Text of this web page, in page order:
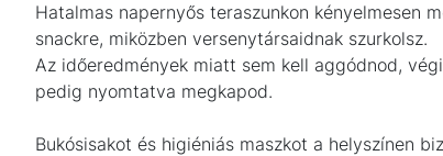
Hatalmas napernyős teraszunkon kényelmesen
snackre, miközben versenytársaidnak szurkolsz.
Az időeredmények miatt sem kell aggódnod,
pedig nyomtatva megkapod.
Bukósisakot és higiéniás maszkot a helyszínen